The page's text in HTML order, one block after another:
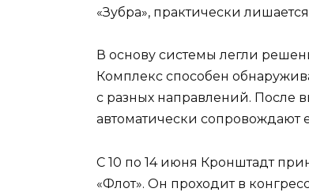
«Зубра», практически
В основу системы легли
Комплекс способен
с разных направлений. После
автоматически
С 10 по 14 июня Кронштадт
«Флот». Он проходит в